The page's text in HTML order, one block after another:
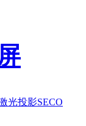
光投影SECO